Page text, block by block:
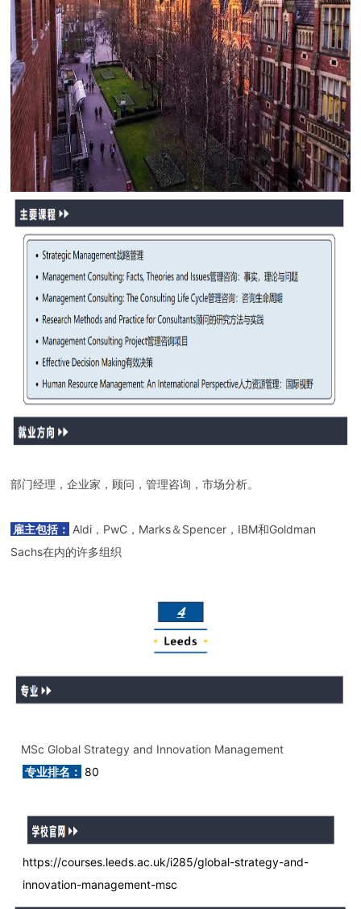
部门经理，企业家，顾问，管理咨询，市场分析。
雇主包括： Aldi，PwC，Marks＆Spencer，IBM和Goldman
Sachs在内的许多组织
MSc Global Strategy and Innovation Management
专业排名： 80
https://courses.leeds.ac.uk/i285/global-strategy-and-
innovation-management-msc